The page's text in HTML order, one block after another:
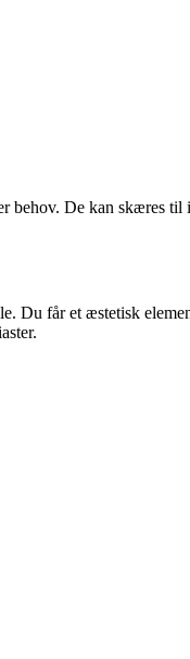
behov. De kan skæres
Du får et æstetisk